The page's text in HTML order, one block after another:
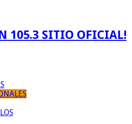
105.3 SITIO OFICIAL!